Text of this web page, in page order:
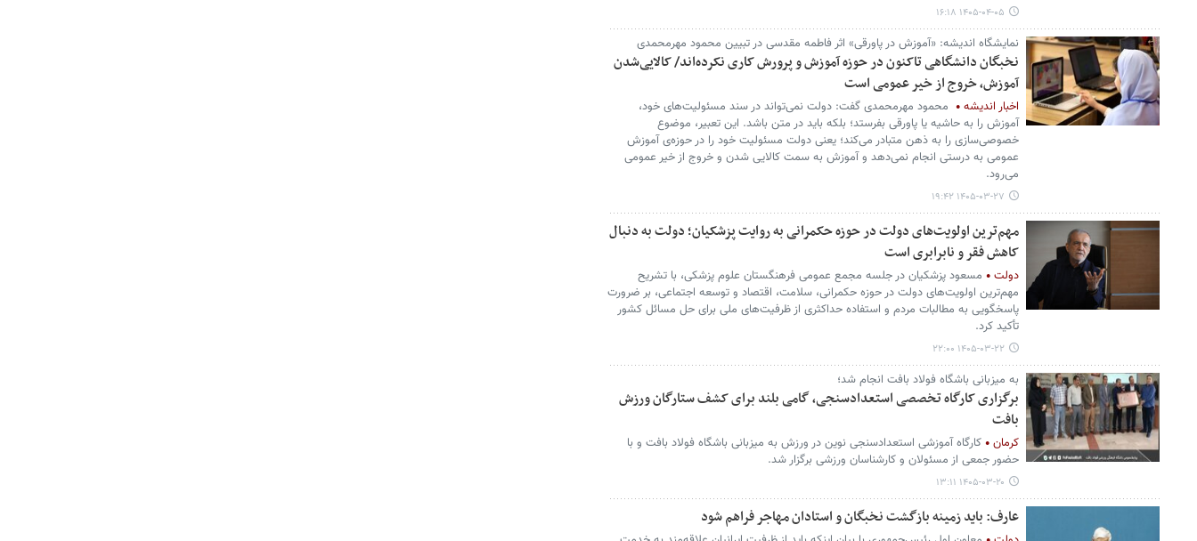
۱۴۰۵-۰۴-۰۵ ۱۶:۱۸
نمایشگاه اندیشه: «آموزش در پاورقی» اثر فاطمه مقدسی در تبیین محمود مهرمحمدی
نخبگان دانشگاهی تاکنون در حوزه آموزش و پرورش کاری نکرده‌اند/ کالایی‌شدن
آموزش، خروج از خیر عمومی است
اخبار اندیشه
محمود مهرمحمدی گفت:‌ دولت نمی‌تواند در سند مسئولیت‌های خود،
آموزش را به حاشیه یا پاورقی بفرستد؛ بلکه باید در متن باشد. این تعبیر، موضوع
خصوصی‌سازی را به ذهن متبادر می‌کند؛ یعنی دولت مسئولیت خود را در حوزه‌ی آموزش
عمومی به درستی انجام نمی‌دهد و آموزش به سمت کالایی شدن و خروج از خیر عمومی
می‌رود.
۱۴۰۵-۰۳-۲۷ ۱۹:۴۲
مهم‌ترین اولویت‌های دولت در حوزه حکمرانی به روایت پزشکیان؛ دولت به دنبال
کاهش فقر و نابرابری است
دولت
مسعود پزشکیان در جلسه مجمع عمومی فرهنگستان علوم پزشکی، با تشریح
مهم‌ترین اولویت‌های دولت در حوزه حکمرانی، سلامت، اقتصاد و توسعه اجتماعی، بر ضرورت
پاسخگویی به مطالبات مردم و استفاده حداکثری از ظرفیت‌های ملی برای حل مسائل کشور
تأکید کرد.
۱۴۰۵-۰۳-۲۲ ۲۲:۰۰
به میزبانی باشگاه فولاد بافت انجام شد؛
برگزاری کارگاه تخصصی استعدادسنجی، گامی بلند برای کشف ستارگان ورزش
بافت
کرمان
کارگاه آموزشی استعدادسنجی نوین در ورزش به میزبانی باشگاه فولاد بافت و با
حضور جمعی از مسئولان و کارشناسان ورزشی برگزار شد.
۱۴۰۵-۰۳-۲۰ ۱۳:۱۱
عارف: باید زمینه بازگشت نخبگان و استادان مهاجر فراهم شود